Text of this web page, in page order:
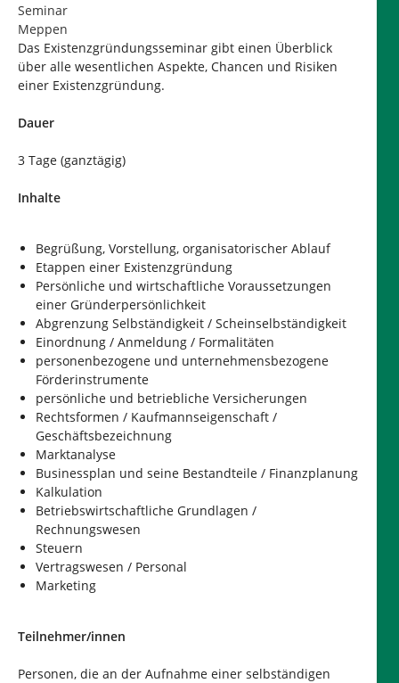
Seminar
Meppen
Das Existenzgründungsseminar gibt einen Überblick
über alle wesentlichen Aspekte, Chancen und Risiken
einer Existenzgründung.
Dauer
3 Tage (ganztägig)
Inhalte
Begrüßung, Vorstellung, organisatorischer Ablauf
Etappen einer Existenzgründung
Persönliche und wirtschaftliche Voraussetzungen
einer Gründerpersönlichkeit
Abgrenzung Selbständigkeit / Scheinselbständigkeit
Einordnung / Anmeldung / Formalitäten
personenbezogene und unternehmensbezogene
Förderinstrumente
persönliche und betriebliche Versicherungen
Rechtsformen / Kaufmannseigenschaft /
Geschäftsbezeichnung
Marktanalyse
Businessplan und seine Bestandteile / Finanzplanung
Kalkulation
Betriebswirtschaftliche Grundlagen /
Rechnungswesen
Steuern
Vertragswesen / Personal
Marketing
Teilnehmer/innen
Personen, die an der Aufnahme einer selbständigen